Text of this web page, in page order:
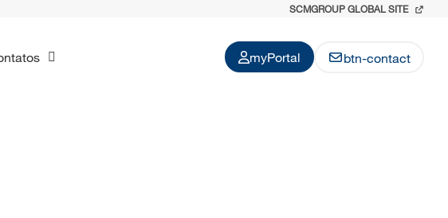
SCMGROUP GLOBAL SITE
myPortal btn-contact